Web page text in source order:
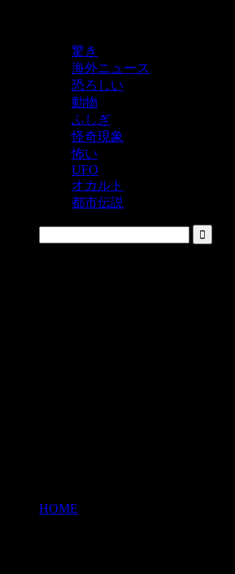
驚き
海外ニュース
恐ろしい
動物
ふしぎ
怪奇現象
怖い
UFO
オカルト
都市伝説
HOME